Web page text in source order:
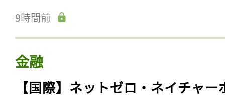
9時間前
金融
【国際】ネットゼロ・ネイチャー